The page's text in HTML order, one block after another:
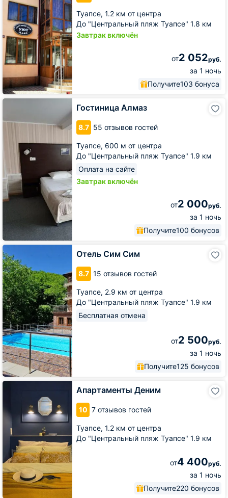
Туапсе, 1.2 км от центра
До "Центральный пляж Туапсе" 1.8 км
Завтрак включён
от2 052руб.
за 1 ночь
Получите103 бонуса
Гостиница Алмаз
8.7 55 отзывов гостей
Туапсе, 600 м от центра
До "Центральный пляж Туапсе" 1.9 км
Оплата на сайте
Завтрак включён
от2 000руб.
за 1 ночь
Получите100 бонусов
Гостиница
Отель Сим Сим
8.7 15 отзывов гостей
Туапсе, 2.9 км от центра
До "Центральный пляж Туапсе" 1.9 км
Бесплатная отмена
от2 500руб.
за 1 ночь
Получите125 бонусов
Отель
Сим
Сим
Апартаменты Деним
10 7 отзывов гостей
Туапсе, 1.2 км от центра
До "Центральный пляж Туапсе" 1.9 км
от4 400руб.
за 1 ночь
Получите220 бонусов
Апартаменты